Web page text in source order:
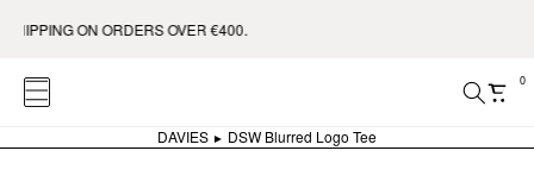
ON ORDERS OVER €400.
0
DAVIES DSW Blurred Logo Tee